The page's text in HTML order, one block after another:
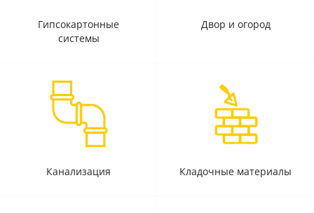
Гипсокартонные
системы
Двор и огород
Канализация Кладочные материалы